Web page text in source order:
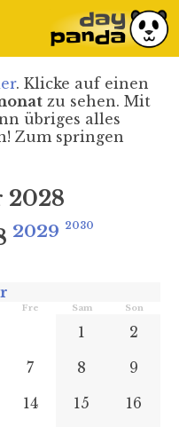
. Klicke auf einen
zu sehen. Mit
übriges alles
Zum springen
2028
2029 2030
Fre Sam Son
1
2
7 8
9
14 15
16